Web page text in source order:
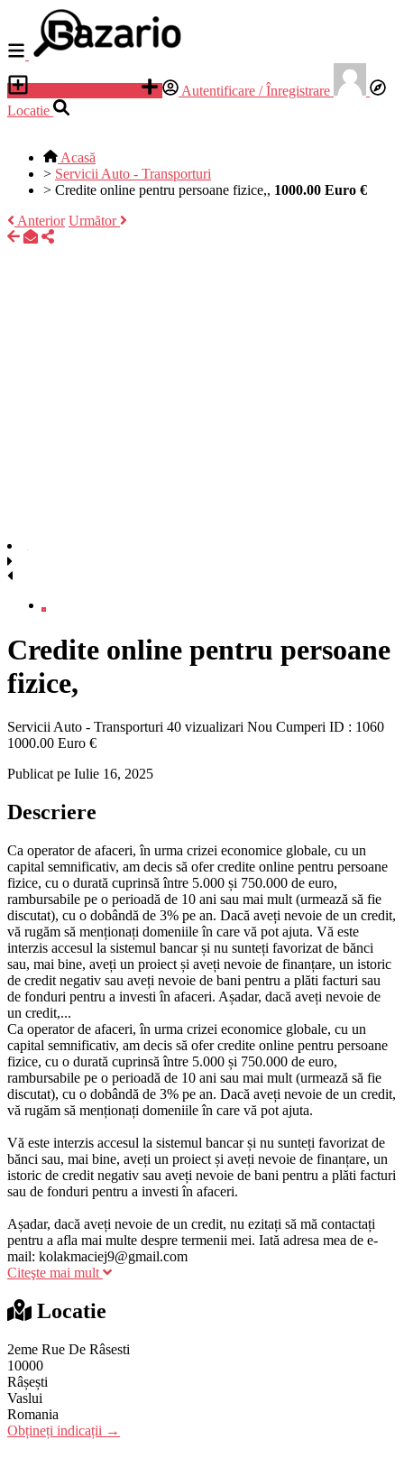
Autentificare / Înregistrare
Locatie
Acasă
> Servicii Auto - Transporturi
> Credite online pentru persoane fizice,, 1000.00 Euro €
Anterior Următor
Credite online pentru persoane
fizice,
Servicii Auto - Transporturi 40 vizualizari Nou Cumperi ID : 1060
1000.00 Euro €
Publicat pe Iulie 16, 2025
Descriere
Ca operator de afaceri, în urma crizei economice globale, cu un
capital semnificativ, am decis să ofer credite online pentru persoane
fizice, cu o durată cuprinsă între 5.000 și 750.000 de euro,
rambursabile pe o perioadă de 10 ani sau mai mult (urmează să fie
discutat), cu o dobândă de 3% pe an. Dacă aveți nevoie de un credit,
vă rugăm să menționați domeniile în care vă pot ajuta. Vă este
interzis accesul la sistemul bancar și nu sunteți favorizat de bănci
sau, mai bine, aveți un proiect și aveți nevoie de finanțare, un istoric
de credit negativ sau aveți nevoie de bani pentru a plăti facturi sau
de fonduri pentru a investi în afaceri. Așadar, dacă aveți nevoie de
un credit,...
Ca operator de afaceri, în urma crizei economice globale, cu un
capital semnificativ, am decis să ofer credite online pentru persoane
fizice, cu o durată cuprinsă între 5.000 și 750.000 de euro,
rambursabile pe o perioadă de 10 ani sau mai mult (urmează să fie
discutat), cu o dobândă de 3% pe an. Dacă aveți nevoie de un credit,
vă rugăm să menționați domeniile în care vă pot ajuta.
Vă este interzis accesul la sistemul bancar și nu sunteți favorizat de
bănci sau, mai bine, aveți un proiect și aveți nevoie de finanțare, un
istoric de credit negativ sau aveți nevoie de bani pentru a plăti facturi
sau de fonduri pentru a investi în afaceri.
Așadar, dacă aveți nevoie de un credit, nu ezitați să mă contactați
pentru a afla mai multe despre termenii mei. Iată adresa mea de e-
mail: kolakmaciej9@gmail.com
Citeşte mai mult
Locatie
2eme Rue De Râsesti
10000
Râșești
Vaslui
Romania
Obțineți indicații →